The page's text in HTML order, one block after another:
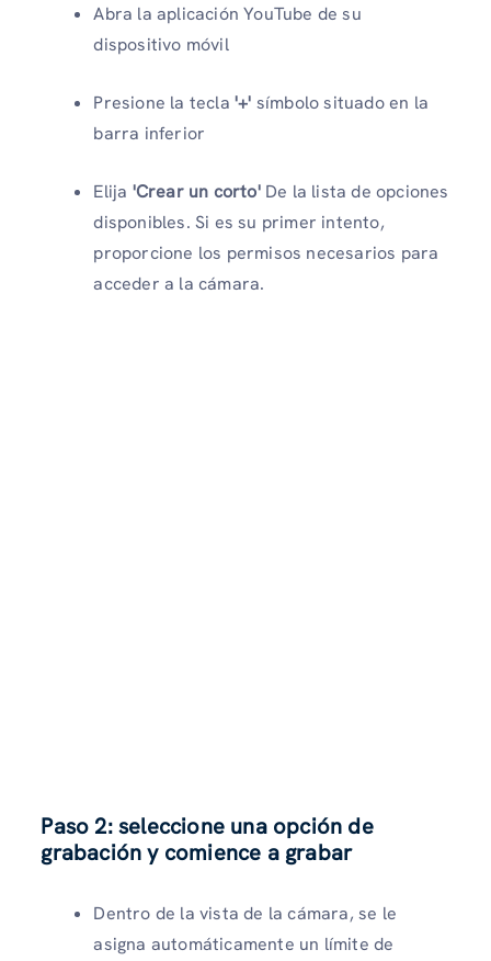
Abra la aplicación YouTube de su
dispositivo móvil
Presione la tecla '+' símbolo situado en la
barra inferior
Elija 'Crear un corto'De la lista de opciones
disponibles. Si es su primer intento,
proporcione los permisos necesarios para
acceder a la cámara.
Paso 2: seleccione una opción de
grabación y comience a grabar
Dentro de la vista de la cámara, se le
asigna automáticamente un límite de